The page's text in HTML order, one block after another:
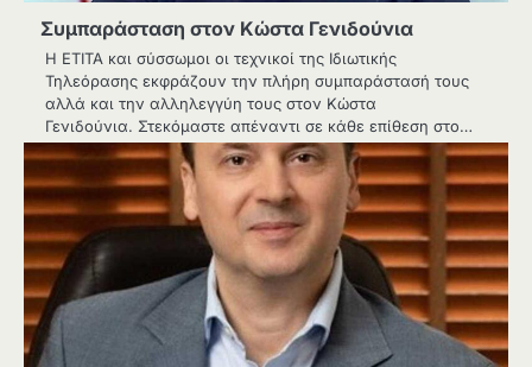
Συμπαράσταση στον Κώστα Γενιδούνια
Η ΕΤΙΤΑ και σύσσωμοι οι τεχνικοί της Ιδιωτικής
Τηλεόρασης εκφράζουν την πλήρη συμπαράστασή τους
αλλά και την αλληλεγγύη τους στον Κώστα
Γενιδούνια. Στεκόμαστε απέναντι σε κάθε επίθεση στο…